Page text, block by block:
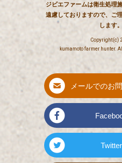
ジビエファームは衛生処理
遠慮しておりますので、ご
します。
Copyright(c)
kumamoto farmer hunter.
メールでのお
Twitter